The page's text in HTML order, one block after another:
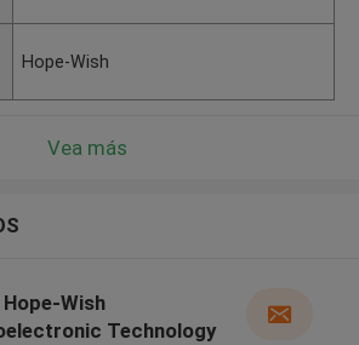
Hope-Wish
Vea más
Wish
Technology